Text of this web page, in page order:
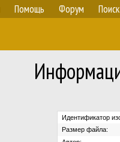
Помощь Форум Поиск
Идентификатор
Размер файла: